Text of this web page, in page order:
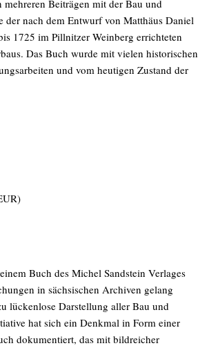
mehreren Beiträgen mit der Bau und
der nach dem Entwurf von Matthäus Daniel
1725 im Pillnitzer Weinberg errichteten
Das Buch wurde mit vielen historischen
und vom heutigen Zustand der
Buch des Michel Sandstein Verlages
in sächsischen Archiven gelang
lückenlose Darstellung aller Bau und
hat sich ein Denkmal in Form einer
dokumentiert, das mit bildreicher